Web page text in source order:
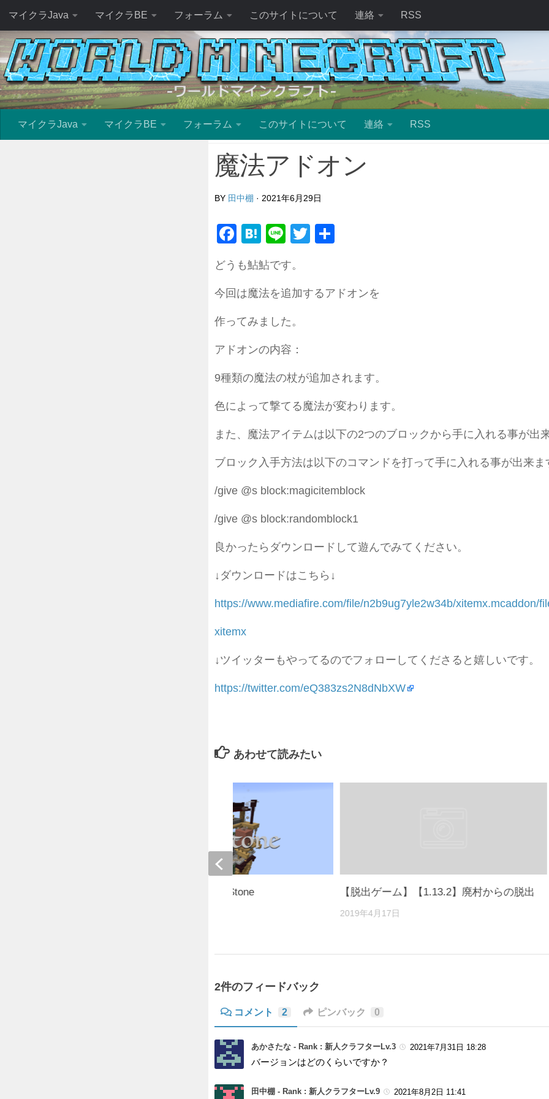
マイクラJava マイクラBE フォーラム このサイトについて 連絡 RSS
マイクラJava マイクラBE フォーラム このサイトについて 連絡 RSS
魔法アドオン
BY 田中棚 · 2021年6月29日
Facebook
Hatena
LineTwitter
どうも鮎鮎です。
今回は魔法を追加するアドオンを
作ってみました。
アドオンの内容：
9種類の魔法の杖が追加されます。
色によって撃てる魔法が変わります。
また、魔法アイテムは以下の2つのブロックから手に入れる事が出
ブロック入手方法は以下のコマンドを打って手に入れる事が出来ま
/give @s block:magicitemblock
/give @s block:randomblock1
良かったらダウンロードして遊んでみてください。
↓ダウンロードはこちら↓
https://www.mediafire.com/file/n2b9ug7yle2w34b/xitemx.mcaddon/
xitemx
↓ツイッターもやってるのでフォローしてくださると嬉しいです。
https://twitter.com/eQ383zs2N8dNbXW
あわせて読みたい
【脱出ゲーム】【1.13.2】廃村からの脱出
2019年4月17日
【Skyblock派生】SkyStone
2件のフィードバック
コメント 2 ピンバック 0
あかさたな - Rank : 新人クラフターLv.3 2021年7月31日 18:28
バージョンはどのくらいですか？
田中棚 - Rank : 新人クラフターLv.9 2021年8月2日 11:41